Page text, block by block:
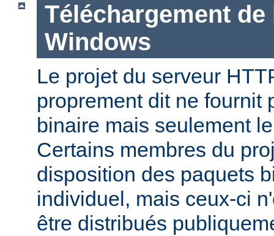
Téléchargement
Windows
Le projet du serveur
proprement dit ne fournit
binaire mais seulement
Certains membres du
disposition des paquets
individuel, mais ceux-ci
être distribués